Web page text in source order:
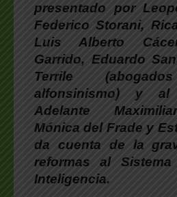
presentado por
Federico Storani,
Luis Alberto
Garrido, Eduardo
Terrile
alfonsinismo) y
Adelante
Mónica del Frade y
da cuenta de la
reformas al
Inteligencia.